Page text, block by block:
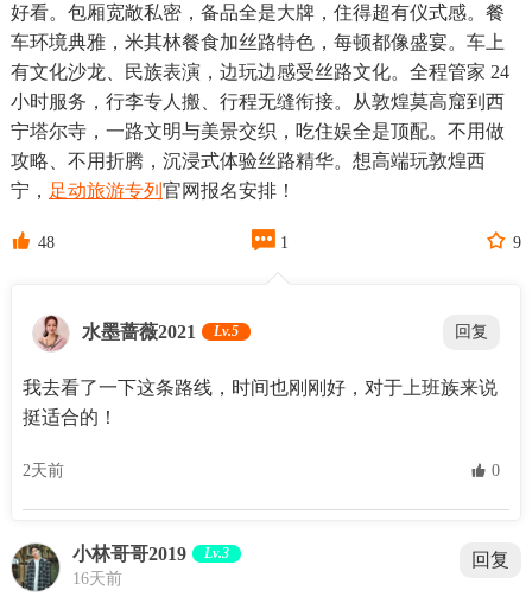
好看。包厢宽敞私密，备品全是大牌，住得超有仪式感。餐
车环境典雅，米其林餐食加丝路特色，每顿都像盛宴。车上
有文化沙龙、民族表演，边玩边感受丝路文化。全程管家 24
小时服务，行李专人搬、行程无缝衔接。从敦煌莫高窟到西
宁塔尔寺，一路文明与美景交织，吃住娱全是顶配。不用做
攻略、不用折腾，沉浸式体验丝路精华。想高端玩敦煌西
宁， 足动旅游专列 官网报名安排！
 48  1  9
水墨蔷薇2021 Lv.5 回复
我去看了一下这条路线，时间也刚刚好，对于上班族来说
挺适合的！
2天前  0
小林哥哥2019 Lv.3
16天前
回复